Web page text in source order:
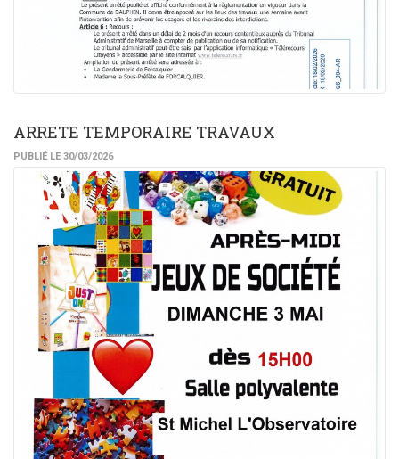
ARRETE TEMPORAIRE TRAVAUX
PUBLIÉ LE 30/03/2026